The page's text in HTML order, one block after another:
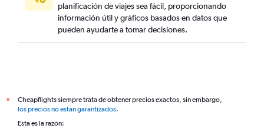
planificación de viajes sea fácil, proporcionando
información útil y gráficos basados en datos que
pueden ayudarte a tomar decisiones.
*
Cheapflights siempre trata de obtener precios exactos, sin embargo,
los precios no están garantizados.
Esta es la razón: